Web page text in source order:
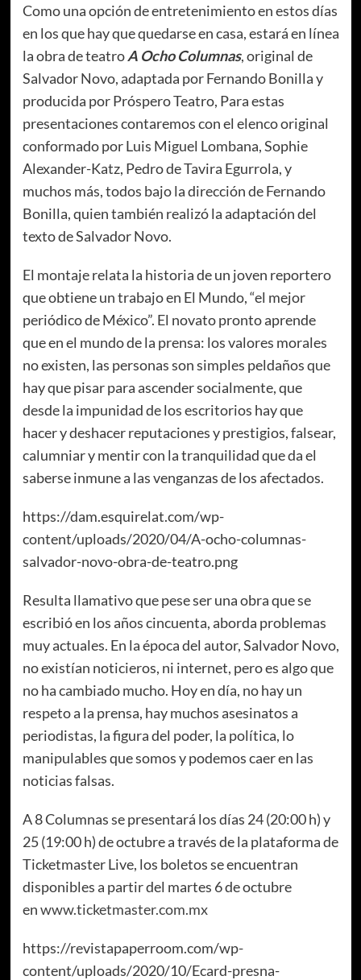
Como una opción de entretenimiento en estos días
en los que hay que quedarse en casa, estará en línea
la obra de teatroA Ocho Columnas, original de
Salvador Novo, adaptada por Fernando Bonilla y
producida por Próspero Teatro, Para estas
presentaciones contaremos con el elenco original
conformado por Luis Miguel Lombana, Sophie
Alexander-Katz, Pedro de Tavira Egurrola, y
muchos más, todos bajo la dirección de Fernando
Bonilla, quien también realizó la adaptación del
texto de Salvador Novo.
El montaje relata la historia de un joven reportero
que obtiene un trabajo en El Mundo, “el mejor
periódico de México”. El novato pronto aprende
que en el mundo de la prensa: los valores morales
no existen, las personas son simples peldaños que
hay que pisar para ascender socialmente, que
desde la impunidad de los escritorios hay que
hacer y deshacer reputaciones y prestigios, falsear,
calumniar y mentir con la tranquilidad que da el
saberse inmune a las venganzas de los afectados.
https://dam.esquirelat.com/wp-
content/uploads/2020/04/A-ocho-columnas-
salvador-novo-obra-de-teatro.png
Resulta llamativo que pese ser una obra que se
escribió en los años cincuenta, aborda problemas
muy actuales. En la época del autor, Salvador Novo,
no existían noticieros, ni internet, pero es algo que
no ha cambiado mucho. Hoy en día, no hay un
respeto a la prensa, hay muchos asesinatos a
periodistas, la figura del poder, la política, lo
manipulables que somos y podemos caer en las
noticias falsas.
A 8 Columnas se presentará los días 24 (20:00 h) y
25 (19:00 h) de octubre a través de la plataforma de
Ticketmaster Live, los boletos se encuentran
disponibles a partir del martes 6 de octubre
enwww.ticketmaster.com.mx
https://revistapaperroom.com/wp-
content/uploads/2020/10/Ecard-presna-